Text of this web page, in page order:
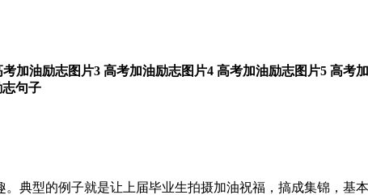
考加油励志图片3 高考加油励志图片4 高考加油励志图片5 高考
句子
典型的例子就是让上届毕业生拍摄加油祝福，搞成集锦，基